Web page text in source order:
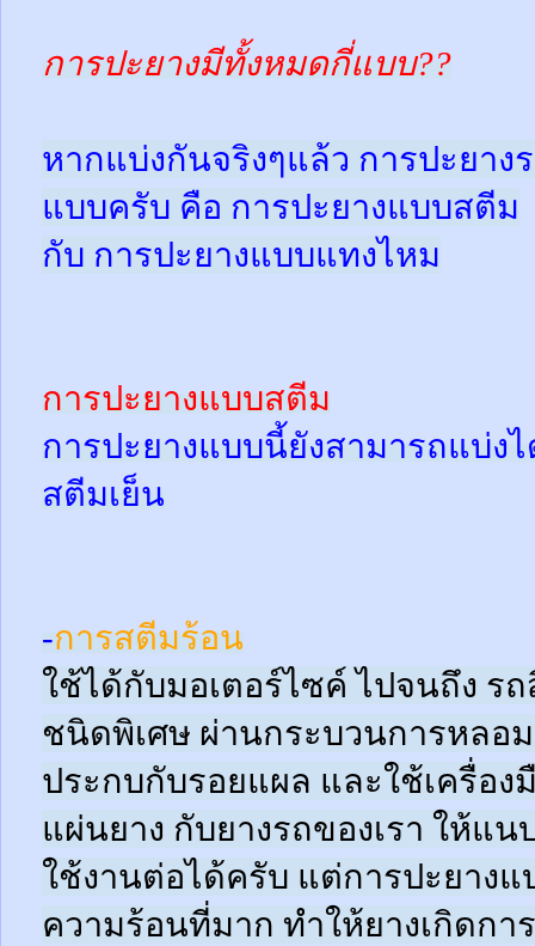
การปะยางมีทั้งหมดกี่แบบ??
หากแบ่งกันจริงๆแล้ว การปะยาง
แบบครับ คือ การปะยางแบบสตีม
กับ การปะยางแบบแทงไหม
การปะยางแบบสตีม
การปะยางแบบนี้ยังสามารถแบ่ง
สตีมเย็น
-การสตีมร้อน
ใช้ได้กับมอเตอร์ไซค์ ไปจนถึง ร
ชนิดพิเศษ ผ่านกระบวนการหลอ
ประกบกับรอยแผล และใช้เครื่อง
แผ่นยาง กับยางรถของเรา ให้แ
ใช้งานต่อได้ครับ แต่การปะยาง
ความร้อนที่มาก ทำให้ยางเกิดกา